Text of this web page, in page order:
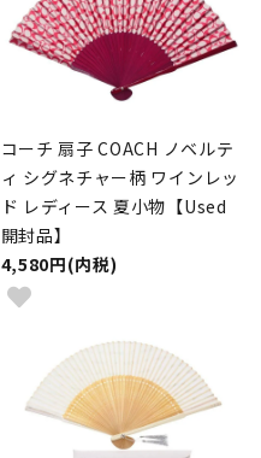
コーチ 扇子 COACH ノベルテ
ィ シグネチャー柄 ワインレッ
ド レディース 夏小物【Used
開封品】
4,580円(内税)